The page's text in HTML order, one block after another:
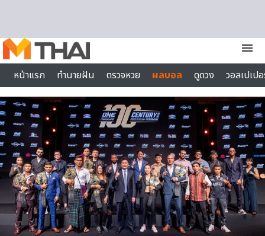
menu
หน้าแรก
ทำนายฝัน ตรวจหวย ผลบอล ดูดวง
วอลเปเป
ไลฟ์สไตล์